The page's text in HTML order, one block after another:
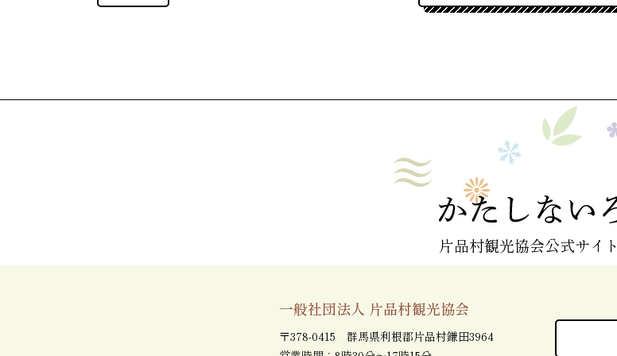
片品村観光協会公式サイト
一般社団法人 片品村観光協会
〒378-0415 群馬県利根郡片品村鎌田3964